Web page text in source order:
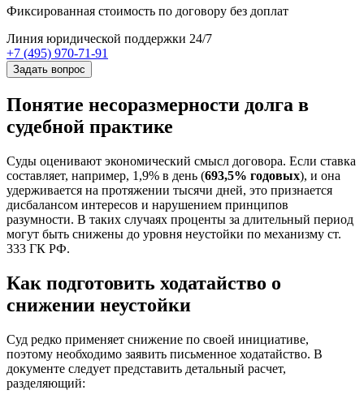
Фиксированная стоимость по договору без доплат
Линия юридической поддержки 24/7
+7 (495) 970-71-91
Задать вопрос
Понятие несоразмерности долга в
судебной практике
Суды оценивают экономический смысл договора. Если ставка
составляет, например, 1,9% в день (693,5% годовых), и она
удерживается на протяжении тысячи дней, это признается
дисбалансом интересов и нарушением принципов
разумности. В таких случаях проценты за длительный период
могут быть снижены до уровня неустойки по механизму ст.
333 ГК РФ.
Как подготовить ходатайство о
снижении неустойки
Суд редко применяет снижение по своей инициативе,
поэтому необходимо заявить письменное ходатайство. В
документе следует представить детальный расчет,
разделяющий: